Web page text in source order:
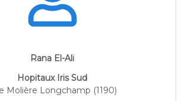
Rana El-Ali
Hopitaux Iris Sud
Molière Longchamp (1190)